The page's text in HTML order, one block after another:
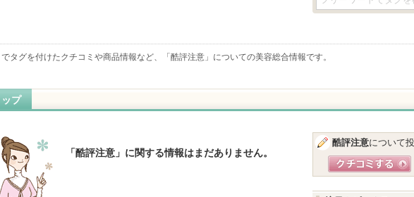
でタグを付けたクチコミや商品情報など、「 酷評注意 」についての美容総合情報です。
ップ
「酷評注意 」に関する情報はまだありません。
酷評注意について